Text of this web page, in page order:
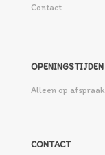
Contact
OPENINGSTIJDEN
Alleen op afspraak
CONTACT